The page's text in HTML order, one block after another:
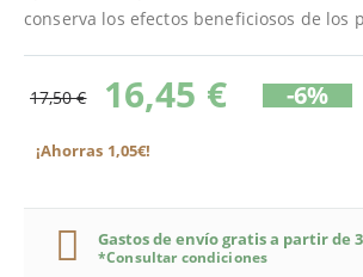
conserva los efectos beneficiosos de los
17,50 € 16,45 € -6%
¡Ahorras 1,05€!
Gastos de envío gratis a partir de
*Consultar condiciones